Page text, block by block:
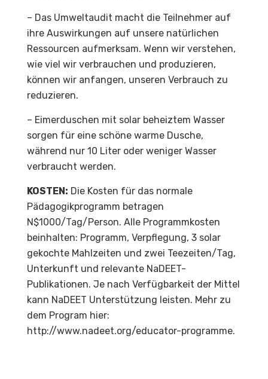
– Das Umweltaudit macht die Teilnehmer auf
ihre Auswirkungen auf unsere natürlichen
Ressourcen aufmerksam. Wenn wir verstehen,
wie viel wir verbrauchen und produzieren,
können wir anfangen, unseren Verbrauch zu
reduzieren.
– Eimerduschen mit solar beheiztem Wasser
sorgen für eine schöne warme Dusche,
während nur 10 Liter oder weniger Wasser
verbraucht werden.
KOSTEN: Die Kosten für das normale
Pädagogikprogramm betragen
N$1000/Tag/Person. Alle Programmkosten
beinhalten: Programm, Verpflegung, 3 solar
gekochte Mahlzeiten und zwei Teezeiten/Tag,
Unterkunft und relevante NaDEET-
Publikationen. Je nach Verfügbarkeit der Mittel
kann NaDEET Unterstützung leisten. Mehr zu
dem Program hier:
http://www.nadeet.org/educator-programme.